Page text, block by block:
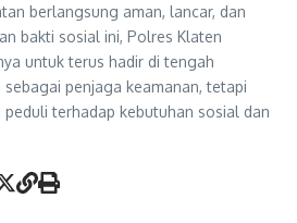
berlangsung aman, lancar, dan
bakti sosial ini, Polres Klaten
untuk terus hadir di tengah
penjaga keamanan, tetapi
terhadap kebutuhan sosial dan